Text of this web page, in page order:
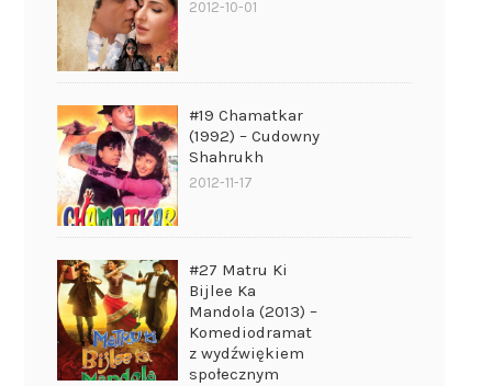
2012-10-01
#19 Chamatkar
(1992) – Cudowny
Shahrukh
2012-11-17
#27 Matru Ki
Bijlee Ka
Mandola (2013) –
Komediodramat
z wydźwiękiem
społecznym